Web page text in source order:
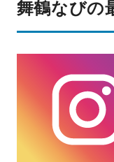
舞鶴なびの